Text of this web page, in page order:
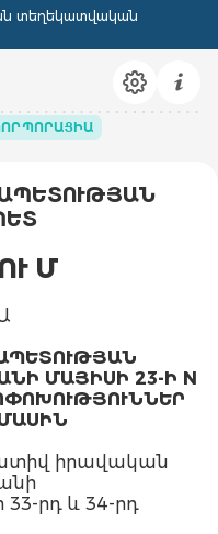
տեղեկատվական
Մ
ՄԱՅԻՍԻ 23-Ի N
իրավական
րդ և 34-րդ